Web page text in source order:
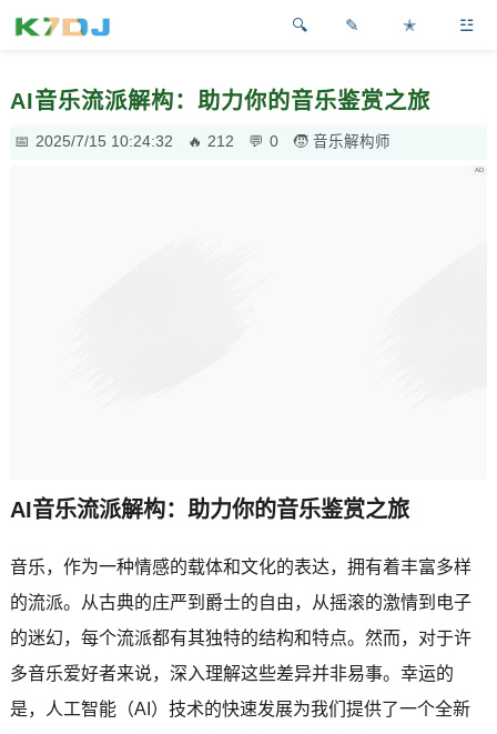
✎ ✭ ☳
AI音乐流派解构：助力你的音乐鉴赏之旅
2025/7/15 10:24:32 212 0 音乐解构师
AI音乐流派解构：助力你的音乐鉴赏之旅
音乐，作为一种情感的载体和文化的表达，拥有着丰富多样
的流派。从古典的庄严到爵士的自由，从摇滚的激情到电子
的迷幻，每个流派都有其独特的结构和特点。然而，对于许
多音乐爱好者来说，深入理解这些差异并非易事。幸运的
是，人工智能（AI）技术的快速发展为我们提供了一个全新